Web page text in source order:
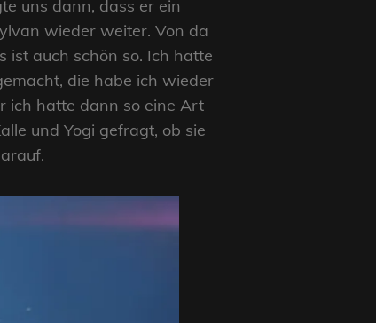
uns dann, dass er ein
wieder weiter. Von da
auch schön so. Ich hatte
die habe ich wieder
ich hatte dann so eine Art
und Yogi gefragt, ob sie